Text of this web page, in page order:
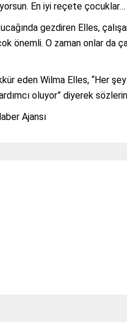
En iyi reçete
gezdiren Elles,
önemli. O zaman onlar da
eden Wilma Elles, “Her
oluyor” diyerek
Ajansı